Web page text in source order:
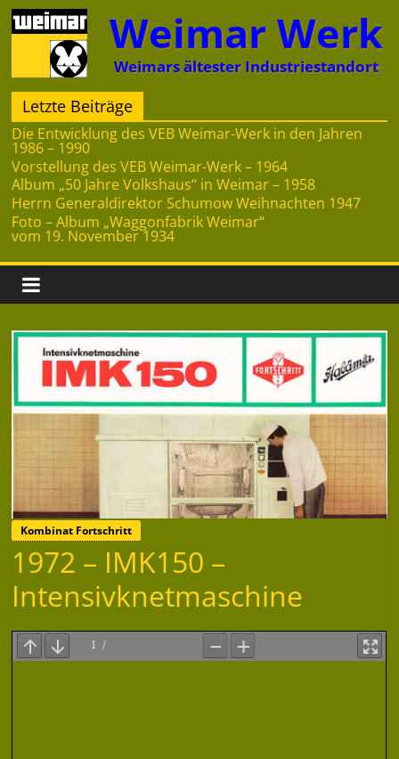
Zum
Inhalt
springen
Weimar Werk
Weimars ältester Industriestandort
Letzte Beiträge
Die Entwicklung des VEB Weimar-Werk in den Jahren
1986 – 1990
Vorstellung des VEB Weimar-Werk – 1964
Album „50 Jahre Volkshaus“ in Weimar – 1958
Herrn Generaldirektor Schumow Weihnachten 1947
Foto – Album „Waggonfabrik Weimar“
vom 19. November 1934
Kombinat Fortschritt
1972 – IMK150 –
Intensivknetmaschine